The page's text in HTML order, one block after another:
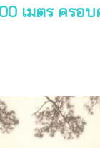
เมตร ครอ